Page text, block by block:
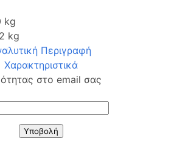
kg
kg
Περιγραφή
Χαρακτηριστικά
στο email σας
Υποβολή